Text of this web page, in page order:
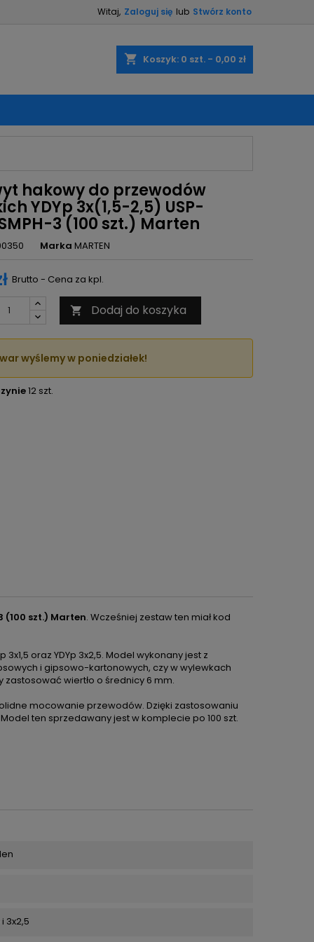
Witaj, Zaloguj się lub Stwórz konto
shopping_cart Koszyk: 0 szt. - 0,00 zł
hakowy do przewodów
YDYp 3x(1,5-2,5) USP-
3 (100 szt.) Marten
Marka MARTEN
Brutto - Cena za kpl.
 Dodaj do koszyka
wyślemy w poniedziałek!
12 szt.
(100 szt.) Marten. Wcześniej zestaw ten miał kod
oraz YDYp 3x2,5. Model wykonany jest z
i gipsowo-kartonowych, czy w wylewkach
wiertło o średnicy 6 mm.
mocowanie przewodów. Dzięki zastosowaniu
ten sprzedawany jest w komplecie po 100 szt.
i 3x2,5